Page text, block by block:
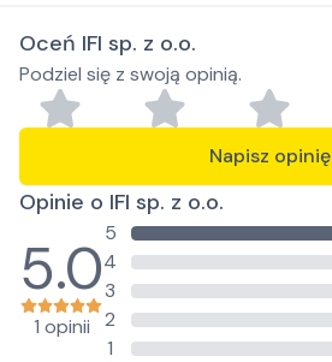
Oceń IFI sp. z o.o.
Podziel się z swoją opinią.
Napisz opinię
Opinie o IFI sp. z o.o.
5.0
1 opinii
5
4
3
2
1